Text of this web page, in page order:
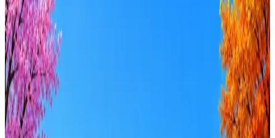
31активных вакансий
Оффер быстрее с Эйч
Стратегия поиска с AI: рынки, позиции, вилка, каналы
Ежедневный подбор из 600+ источников
AI генерация сопроводительных писем